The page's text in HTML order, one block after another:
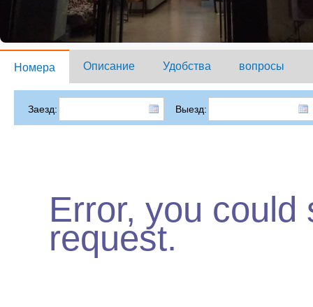
Номера Описание Удобства вопросы
Заезд: Выезд:
Error, you could
request.